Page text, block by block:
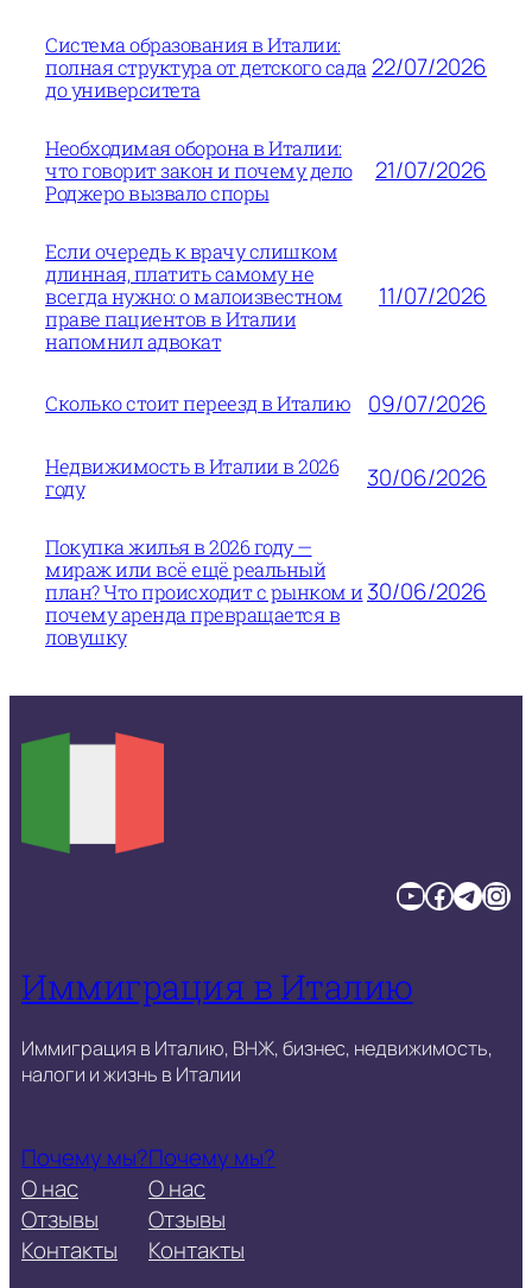
Система образования в Италии:
полная структура от детского сада
до университета
22/07/2026
Необходимая оборона в Италии:
что говорит закон и почему дело
Роджеро вызвало споры
21/07/2026
Если очередь к врачу слишком
длинная, платить самому не
всегда нужно: о малоизвестном
праве пациентов в Италии
напомнил адвокат
11/07/2026
Сколько стоит переезд в Италию 09/07/2026
Недвижимость в Италии в 2026
году
30/06/2026
Покупка жилья в 2026 году —
мираж или всё ещё реальный
план? Что происходит с рынком и
почему аренда превращается в
ловушку
30/06/2026
YouTube Facebook TelegramInstagram
Иммиграция в Италию
Иммиграция в Италию, ВНЖ, бизнес, недвижимость,
налоги и жизнь в Италии
Почему мы?
О нас
Отзывы
Контакты
Почему мы?
О нас
Отзывы
Контакты